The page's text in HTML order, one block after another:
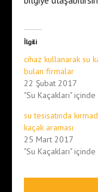
İlgili
cihaz kullanarak su
bulan firmalar
22 Şubat 2017
"Su Kaçakları" içinde
su tesisatında
kaçak araması
25 Mart 2017
"Su Kaçakları" içinde